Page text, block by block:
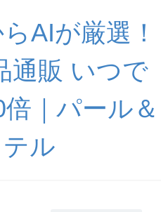
AIが厳選！
通販 いつで
｜パール＆
ル